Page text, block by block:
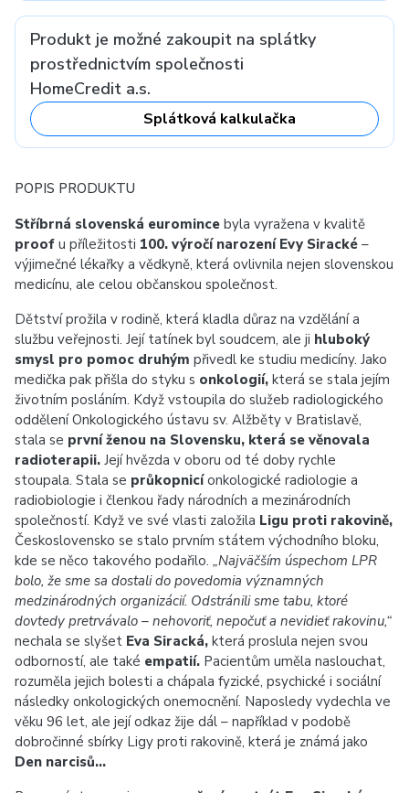
Produkt je možné zakoupit na splátky
prostřednictvím společnosti
HomeCredit a.s.
Splátková kalkulačka
POPIS PRODUKTU
Stříbrná slovenská euromince byla vyražena v kvalitě
proof u příležitosti 100. výročí narození Evy Siracké –
výjimečné lékařky a vědkyně, která ovlivnila nejen slovenskou
medicínu, ale celou občanskou společnost.
Dětství prožila v rodině, která kladla důraz na vzdělání a
službu veřejnosti. Její tatínek byl soudcem, ale ji hluboký
smysl pro pomoc druhým přivedl ke studiu medicíny. Jako
medička pak přišla do styku s onkologií, která se stala jejím
životním posláním. Když vstoupila do služeb radiologického
oddělení Onkologického ústavu sv. Alžběty v Bratislavě,
stala se první ženou na Slovensku, která se věnovala
radioterapii. Její hvězda v oboru od té doby rychle
stoupala. Stala se průkopnicíonkologické radiologie a
radiobiologie i členkou řady národních a mezinárodních
společností. Když ve své vlasti založila Ligu proti rakovině,
Československo se stalo prvním státem východního bloku,
kde se něco takového podařilo. „Najväčším úspechom LPR
bolo, že sme sa dostali do povedomia významných
medzinárodných organizácií. Odstránili sme tabu, ktoré
dovtedy pretrvávalo – nehovoriť, nepočuť a nevidieť rakovinu,“
nechala se slyšet Eva Siracká, která proslula nejen svou
odborností, ale také empatií. Pacientům uměla naslouchat,
rozuměla jejich bolesti a chápala fyzické, psychické i sociální
následky onkologických onemocnění. Naposledy vydechla ve
věku 96 let, ale její odkaz žije dál – například v podobě
dobročinné sbírky Ligy proti rakovině, která je známá jako
Den narcisů…